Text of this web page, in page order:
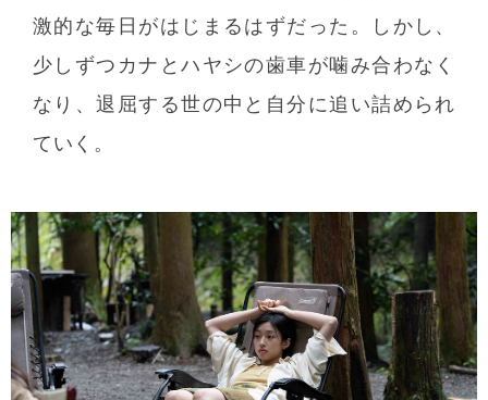
激的な毎日がはじまるはずだった。しかし、
少しずつカナとハヤシの歯車が噛み合わなく
なり、退屈する世の中と自分に追い詰められ
ていく。